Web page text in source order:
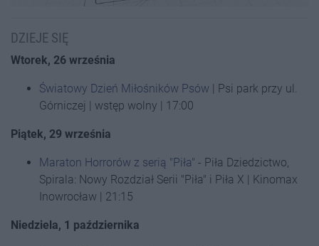
DZIEJE SIĘ
Wtorek, 26 września
Światowy Dzień Miłośników Psów | Psi park przy ul.
Górniczej | wstęp wolny | 17:00
Piątek, 29 września
Maraton Horrorów z serią "Piła" - Piła Dziedzictwo,
Spirala: Nowy Rozdział Serii "Piła" i Piła X | Kinomax
Inowrocław | 21:15
Niedziela, 1 października